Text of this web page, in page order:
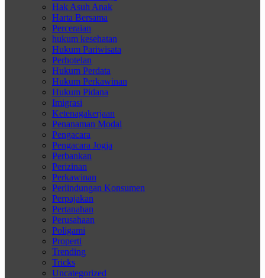
Hak Asuh Anak
Harta Bersama
Perceraian
hukum kesehatan
Hukum Pariwisata
Perhotelan
Hukum Perdata
Hukum Perkawinan
Hukum Pidana
Imigrasi
Ketenagakerjaan
Penanaman Modal
Pengacara
Pengacara Jogja
Perbankan
Perizinan
Perkawinan
Perlindungan Konsumen
Perpajakan
Pertanahan
Perusahaan
Poligami
Properti
Trending
Tricks
Uncategorized